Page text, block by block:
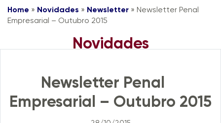
Home » Novidades » Newsletter » Newsletter Penal
Empresarial – Outubro 2015
Novidades
Newsletter Penal
Empresarial – Outubro 2015